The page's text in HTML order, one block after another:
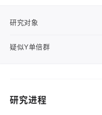
研究对象
疑似Y单倍群
研究进程